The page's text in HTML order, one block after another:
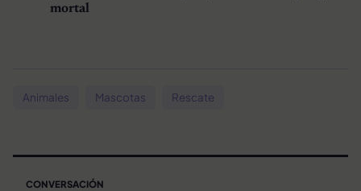
mortal
Animales Mascotas Rescate
CONVERSACIÓN